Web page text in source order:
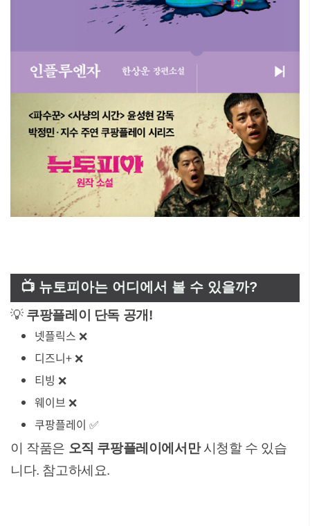
📺 뉴토피아는 어디에서 볼 수 있을까?
💡 쿠팡플레이 단독 공개!
넷플릭스 ❌
디즈니+ ❌
티빙 ❌
웨이브 ❌
쿠팡플레이 ✅
이 작품은 오직 쿠팡플레이에서만시청할 수 있습
니다. 참고하세요.